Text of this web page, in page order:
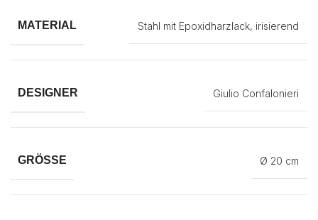
MATERIAL Stahl mit Epoxidharzlack, irisierend
DESIGNER Giulio Confalonieri
GRÖSSE Ø 20 cm